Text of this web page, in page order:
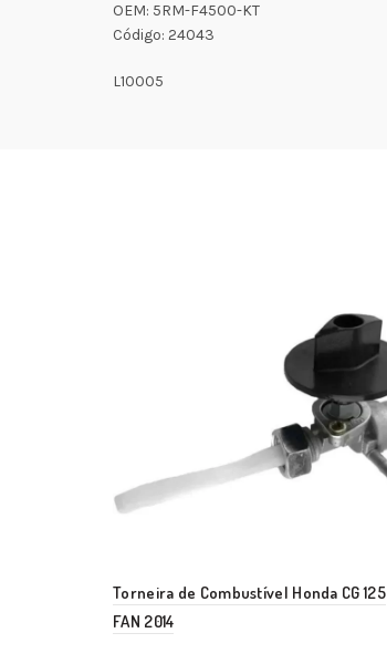
OEM: 5RM-F4500-KT
Código: 24043
L10005
Torneira de Combustível Honda CG 125
FAN 2014